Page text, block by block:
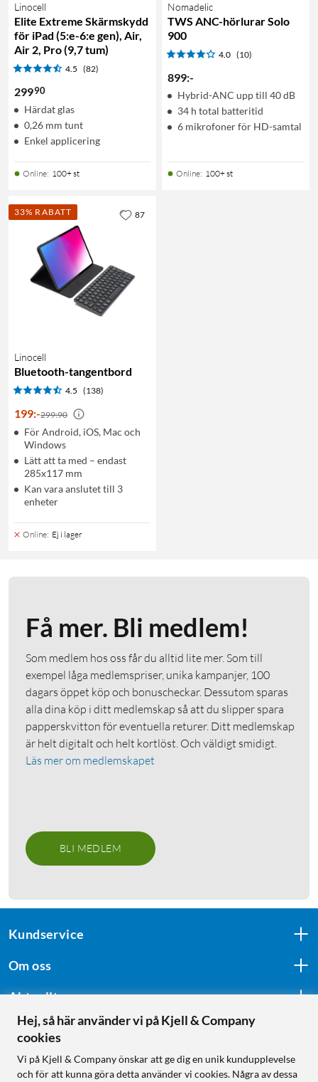
Linocell
Elite Extreme Skärmskydd
för iPad (5:e-6:e gen), Air,
Air 2, Pro (9,7 tum)
4.5 (82)
29990
Härdat glas
0,26 mm tunt
Enkel applicering
Online: 100+ st
Nomadelic
TWS ANC-hörlurar Solo
900
4.0 (10)
899:-
Hybrid-ANC upp till 40 dB
34 h total batteritid
6 mikrofoner för HD-samtal
Online: 100+ st
33% RABATT
Linocell
Bluetooth-tangentbord
4.5 (138)
199:-299:90
För Android, iOS, Mac och
Windows
Lätt att ta med – endast
285x117 mm
Kan vara anslutet till 3
enheter
Online: Ej i lager
87
Få mer. Bli medlem!
Som medlem hos oss får du alltid lite mer. Som till
exempel låga medlemspriser, unika kampanjer, 100
dagars öppet köp och bonuscheckar. Dessutom sparas
alla dina köp i ditt medlemskap så att du slipper spara
papperskvitton för eventuella returer. Ditt medlemskap
är helt digitalt och helt kortlöst. Och väldigt smidigt.
Läs mer om medlemskapet
BLI MEDLEM
Kundservice
Om oss
Aktuellt
Följ oss
Hej, så här använder vi på Kjell & Company
cookies
Vi på Kjell & Company önskar att ge dig en unik kundupplevelse
och för att kunna göra detta använder vi cookies. Några av dessa